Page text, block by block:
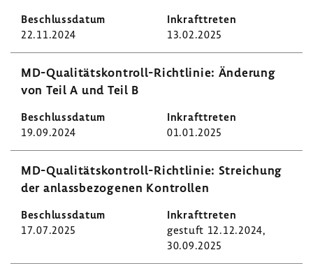
22.11.2024 13.02.2025
MD-​Qualitätskontroll-Richtlinie: Ände­rung
von Teil A und Teil B
19.09.2024 01.01.2025
MD-​Qualitätskontroll-Richtlinie: Strei­chung
der anlass­be­zo­genen Kontrollen
17.07.2025
gestuft 12.12.2024,
30.09.2025